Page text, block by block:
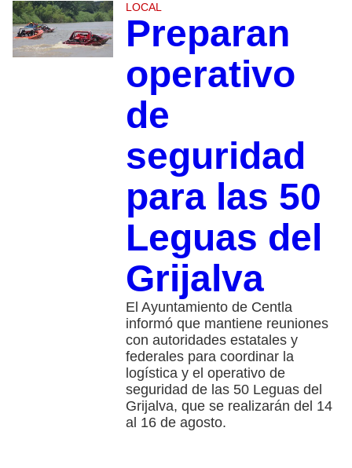
LOCAL
Preparan
operativo
de
seguridad
para las 50
Leguas del
Grijalva
El Ayuntamiento de Centla
informó que mantiene reuniones
con autoridades estatales y
federales para coordinar la
logística y el operativo de
seguridad de las 50 Leguas del
Grijalva, que se realizarán del 14
al 16 de agosto.